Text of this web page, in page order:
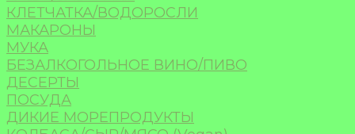
КЛЕТЧАТКА/ВОДОРОСЛИ
МАКАРОНЫ
МУКА
БЕЗАЛКОГОЛЬНОЕ ВИНО/ПИВО
ДЕСЕРТЫ
ПОСУДА
ДИКИЕ МОРЕПРОДУКТЫ